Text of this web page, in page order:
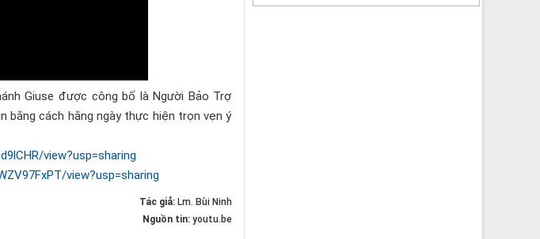
Giuse được công bố là Người Bảo Trợ
bằng cách hằng ngày thực hiện trọn vẹn ý
view?usp=sharing
view?usp=sharing
Tác giả: Lm. Bùi Ninh
Nguồn tin: youtu.be